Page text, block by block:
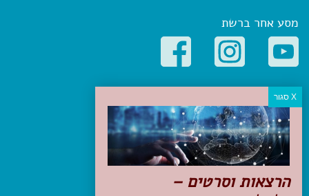
מסע אחר ברשת
קטגוריות פופולריות
יעדים
טיולים בישראל
מלונות בוטיק בישראל
טיפים והמלצות
הכנות לנסיעה
הרצאות וסרטים –